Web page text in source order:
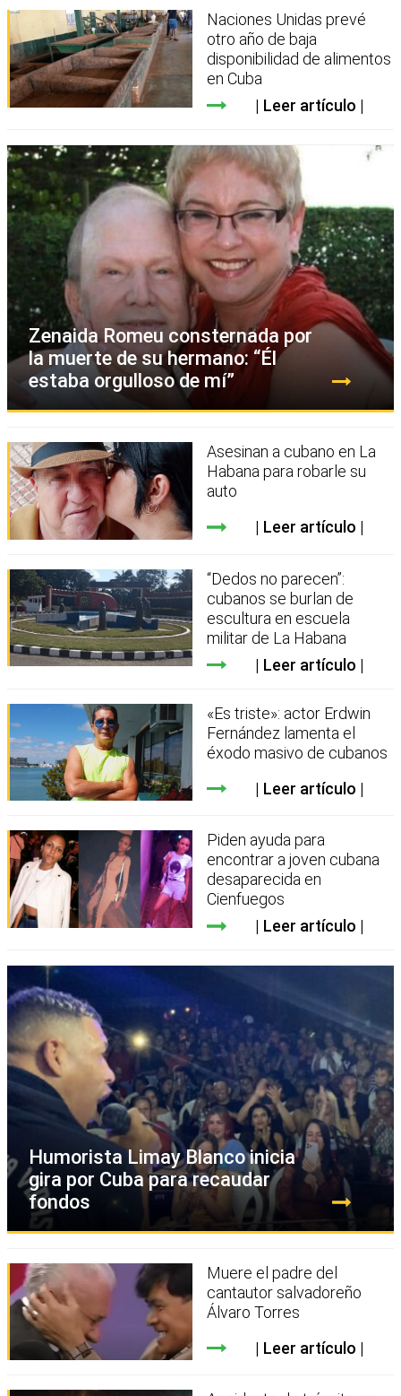
Naciones Unidas prevé
otro año de baja
disponibilidad de alimentos
en Cuba
Leer artículo
Zenaida Romeu consternada por
la muerte de su hermano: “Él
estaba orgulloso de mí”
Asesinan a cubano en La
Habana para robarle su
auto
Leer artículo
“Dedos no parecen”:
cubanos se burlan de
escultura en escuela
militar de La Habana
Leer artículo
«Es triste»: actor Erdwin
Fernández lamenta el
éxodo masivo de cubanos
Leer artículo
Piden ayuda para
encontrar a joven cubana
desaparecida en
Cienfuegos
Leer artículo
Humorista Limay Blanco inicia
gira por Cuba para recaudar
fondos
Muere el padre del
cantautor salvadoreño
Álvaro Torres
Leer artículo